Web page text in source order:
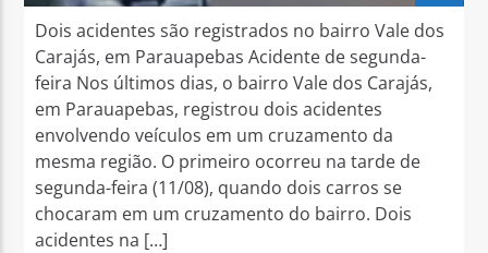
Dois acidentes são registrados no bairro Vale dos
Carajás, em Parauapebas Acidente de segunda-
feira Nos últimos dias, o bairro Vale dos Carajás,
em Parauapebas, registrou dois acidentes
envolvendo veículos em um cruzamento da
mesma região. O primeiro ocorreu na tarde de
segunda-feira (11/08), quando dois carros se
chocaram em um cruzamento do bairro. Dois
acidentes na […]